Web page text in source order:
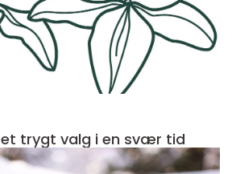
Bedemand fyn et trygt valg i en svær tid